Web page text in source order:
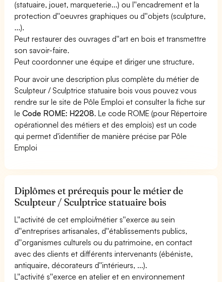
(statuaire, jouet, marqueterie...) ou l''encadrement et la
protection d''oeuvres graphiques ou d''objets (sculpture,
...).
Peut restaurer des ouvrages d''art en bois et transmettre
son savoir-faire.
Peut coordonner une équipe et diriger une structure.
Pour avoir une description plus complète du métier de
Sculpteur / Sculptrice statuaire bois vous pouvez vous
rendre sur le site de Pôle Emploi et consulter la fiche sur
leCode ROME: H2208. Le code ROME (pour Répertoire
opérationnel des métiers et des emplois) est un code
qui permet d'identifier de manière précise par Pôle
Emploi
Diplômes et prérequis pour le métier de
Sculpteur / Sculptrice statuaire bois
L''activité de cet emploi/métier s''exerce au sein
d''entreprises artisanales, d''établissements publics,
d''organismes culturels ou du patrimoine, en contact
avec des clients et différents intervenants (ébéniste,
antiquaire, décorateurs d''intérieurs, ...).
L''activité s''exerce en atelier et en environnement